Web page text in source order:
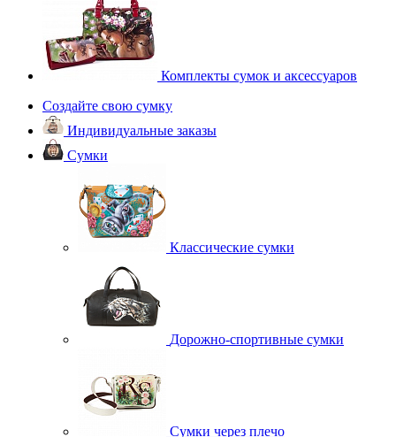
Комплекты сумок и аксессуаров
Создайте свою сумку
Индивидуальные заказы
Сумки
Классические сумки
Дорожно-спортивные сумки
Сумки через плечо